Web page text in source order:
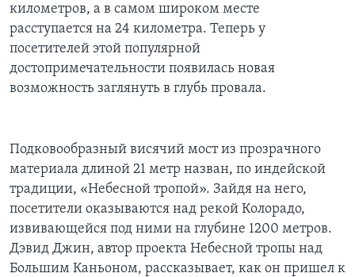
АМЕРИКА. БОЛЬШОЕ ПУТЕШЕСТВИЕ
ПОДПИСКА НА НОВОСТИ
Learning English
СОЦИАЛЬНЫЕ СЕТИ
Языки
километров, а в самом широком месте
расступается на 24 километра. Теперь у
посетителей этой популярной
достопримечательности появилась новая
возможность заглянуть в глубь провала.
Подковообразный висячий мост из прозрачного
материала длиной 21 метр назван, по индейской
традиции, «Небесной тропой». Зайдя на него,
посетители оказываются над рекой Колорадо,
извивающейся под ними на глубине 1200 метров.
Дэвид Джин, автор проекта Небесной тропы над
Большим Каньоном, рассказывает, как он пришел к